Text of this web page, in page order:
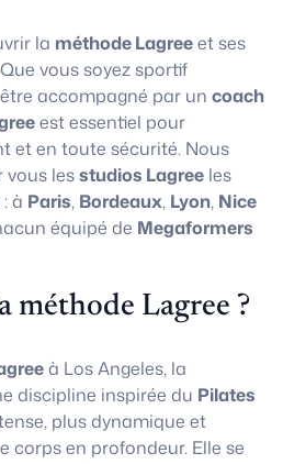
la méthode Lagreeet ses
vous soyez sportif
accompagné par un coach
est essentiel pour
et en toute sécurité. Nous
vous lesstudios Lagree les
à Paris, Bordeaux, Lyon, Nice
équipé de Megaformers
méthode Lagree ?
à Los Angeles, la
discipline inspirée du Pilates
plus dynamique et
corps en profondeur. Elle se